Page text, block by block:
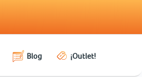
Blog ¡Outlet!